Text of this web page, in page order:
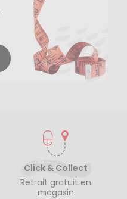
Click & Collect
Retrait gratuit en
magasin